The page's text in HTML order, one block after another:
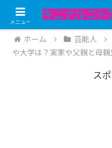
記事内にPRが含まれています。
ホーム 芸能人
や大学は？実家や父親と母
ス
メニュー